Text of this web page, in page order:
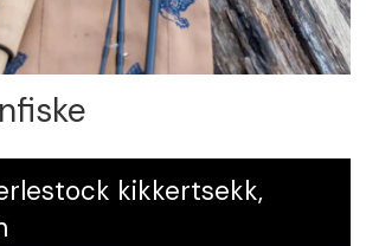
kikkertsekk,